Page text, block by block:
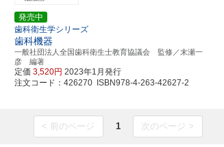
発売中
歯科衛生学シリーズ
歯科機器
一般社団法人全国歯科衛生士教育協議会 監修／末瀬一
彦 編著
定価3,520円 2023年1月発行
注文コード：426270 ISBN978-4-263-42627-2
< 前のページ 1 次のページ >